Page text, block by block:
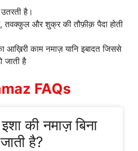
है।
तवक्कुल और शुक्र की तौफ़ीक़ पैदा होती
आख़िरी काम नमाज़ यानि इबादत जिससे
जाती है
FAQs
की नमाज़ बिना
है?